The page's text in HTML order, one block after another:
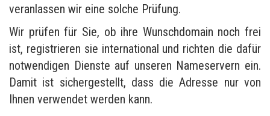
veranlassen wir eine solche Prüfung.
Wir prüfen für Sie, ob ihre Wunschdomain noch frei
ist, registrieren sie international und richten die dafür
notwendigen Dienste auf unseren Nameservern ein.
Damit ist sichergestellt, dass die Adresse nur von
Ihnen verwendet werden kann.